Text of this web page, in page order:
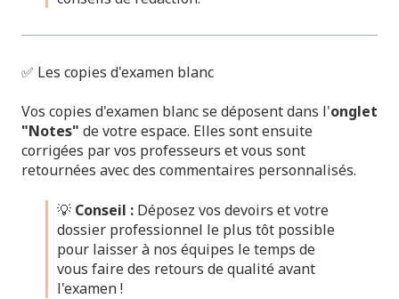
✅ Les copies d'examen blanc
Vos copies d'examen blanc se déposent dans l'onglet
"Notes" de votre espace. Elles sont ensuite
corrigées par vos professeurs et vous sont
retournées avec des commentaires personnalisés.
💡 Conseil : Déposez vos devoirs et votre
dossier professionnel le plus tôt possible
pour laisser à nos équipes le temps de
vous faire des retours de qualité avant
l'examen !